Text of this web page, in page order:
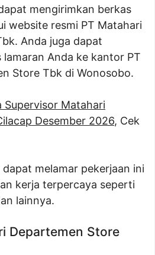
mengirimkan berkas
website resmi PT Matahari
Anda juga dapat
Anda ke kantor PT
Store Tbk di Wonosobo.
Supervisor Matahari
Desember 2026, Cek
dapat melamar pekerjaan ini
kerja terpercaya seperti
lainnya.
Departemen Store